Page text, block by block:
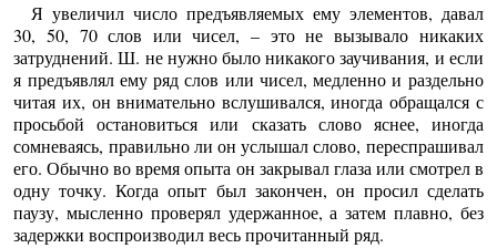
Я увеличил число предъявляемых ему элементов, давал
30, 50, 70 слов или чисел, – это не вызывало никаких
затруднений. Ш. не нужно было никакого заучивания, и если
я предъявлял ему ряд слов или чисел, медленно и раздельно
читая их, он внимательно вслушивался, иногда обращался с
просьбой остановиться или сказать слово яснее, иногда
сомневаясь, правильно ли он услышал слово, переспрашивал
его. Обычно во время опыта он закрывал глаза или смотрел в
одну точку. Когда опыт был закончен, он просил сделать
паузу, мысленно проверял удержанное, а затем плавно, без
задержки воспроизводил весь прочитанный ряд.